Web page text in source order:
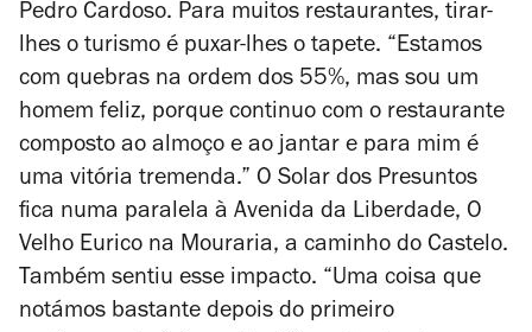
Pedro Cardoso. Para muitos restaurantes, tirar-
lhes o turismo é puxar-lhes o tapete. “Estamos
com quebras na ordem dos 55%, mas sou um
homem feliz, porque continuo com o restaurante
composto ao almoço e ao jantar e para mim é
uma vitória tremenda.” O Solar dos Presuntos
fica numa paralela à Avenida da Liberdade, O
Velho Eurico na Mouraria, a caminho do Castelo.
Também sentiu esse impacto. “Uma coisa que
notámos bastante depois do primeiro